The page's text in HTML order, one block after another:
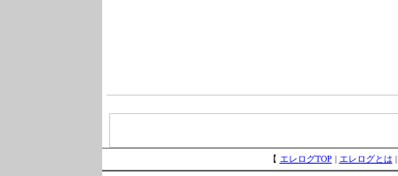
【 エレログTOP | エレログとは